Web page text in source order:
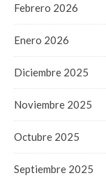
Febrero 2026
Enero 2026
Diciembre 2025
Noviembre 2025
Octubre 2025
Septiembre 2025